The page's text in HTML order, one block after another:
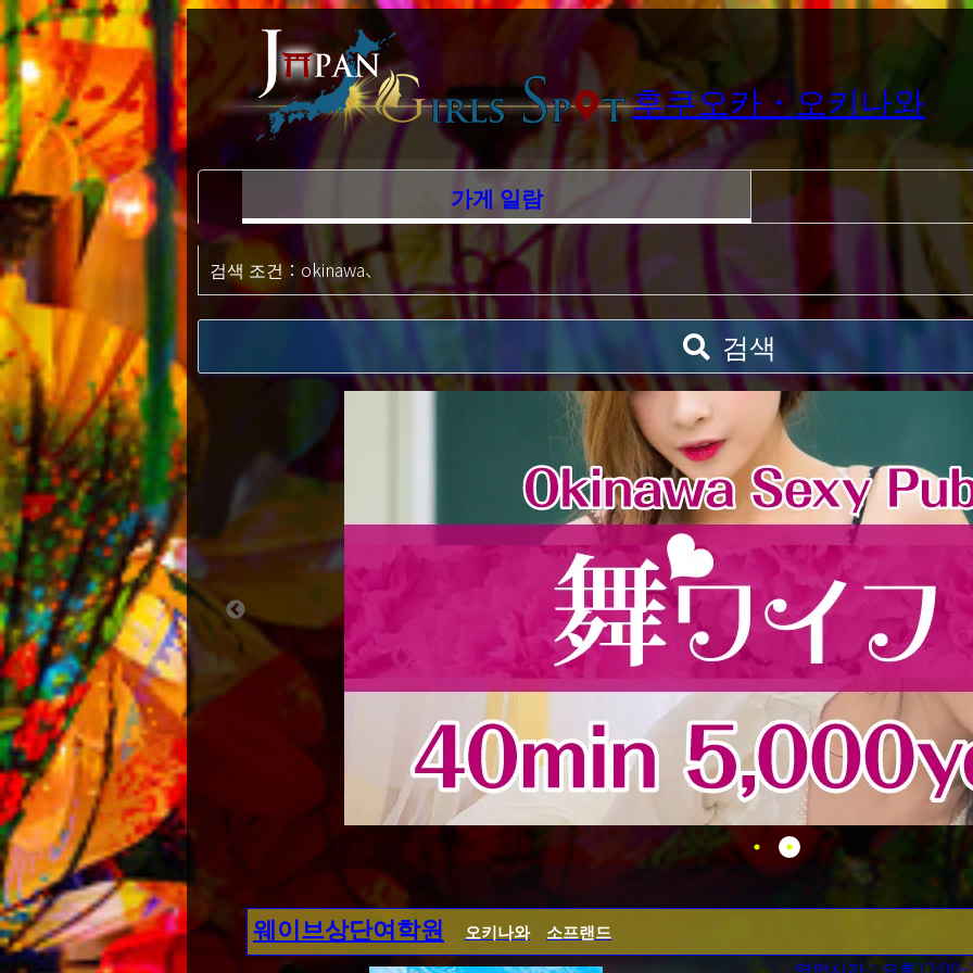
후쿠오카・오키나와
가게 일람
검색 조건： okinawa、
검색
웨이브상단여학원 오키나와 소프랜드